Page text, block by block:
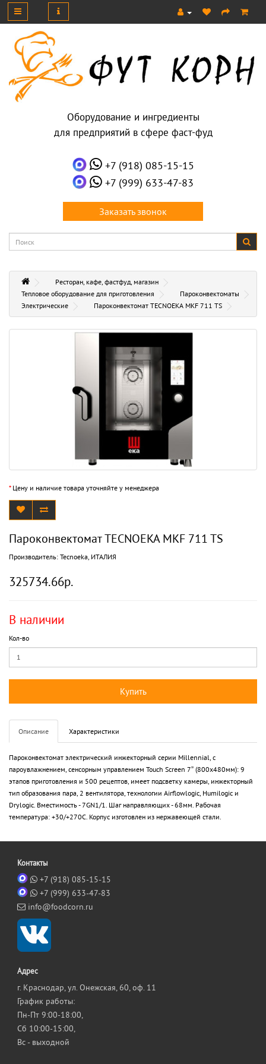
Оборудование и ингредиенты
для предприятий в сфере фаст-фуд
+7 (918) 085-15-15
+7 (999) 633-47-83
Заказать звонок
Ресторан, кафе, фастфуд, магазин
Тепловое оборудование для приготовления
Пароконвектоматы
Электрические
Пароконвектомат TECNOEKA MKF 711 TS
*Цену и наличие товара уточняйте у менеджера
Пароконвектомат TECNOEKA MKF 711 TS
Производитель: Tecnoeka, ИТАЛИЯ
325734.66р.
В наличии
Кол-во
Купить
Описание Характеристики
Пароконвектомат электрический инжекторный серии Millennial, с
пароувлажнением, сенсорным управлением Touch Screen 7” (800x480мм): 9
этапов приготовления и 500 рецептов, имеет подсветку камеры, инжекторный
тип образования пара, 2 вентилятора, технологии Airflowlogic, Humilogic и
Drylogic. Вместимость - 7GN1/1. Шаг направляющих - 68мм. Рабочая
температура: +30/+270С. Корпус изготовлен из нержавеющей стали.
Контакты
+7 (918) 085-15-15
+7 (999) 633-47-83
info@foodcorn.ru
Адрес
г. Краснодар, ул. Онежская, 60, оф. 11
График работы:
Пн-Пт 9:00-18:00,
Сб 10:00-15:00,
Вс - выходной